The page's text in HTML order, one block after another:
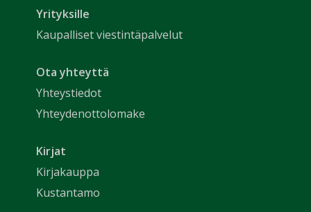
Yrityksille
Kaupalliset viestintäpalvelut
Ota yhteyttä
Yhteystiedot
Yhteydenottolomake
Kirjat
Kirjakauppa
Kustantamo